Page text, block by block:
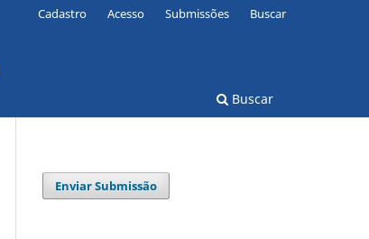
Buscar
Cadastro Acesso Submissões Buscar
Enviar Submissão